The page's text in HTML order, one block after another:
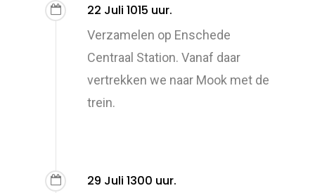
22 Juli 1015 uur.
Verzamelen op Enschede
Centraal Station. Vanaf daar
vertrekken we naar Mook met de
trein.
29 Juli 1300 uur.